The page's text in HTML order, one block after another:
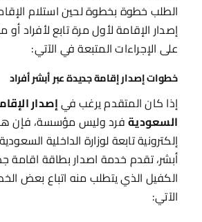
الطلب خطوة بخطوة لحين استلام
إصدار الإقامة لأول مرة تابع لأفراد
على الإجراءات المتبعة في الآتي:
خطوات إصدار إقامة جديدة عبر أبشر أفراد
إذا كان المتقدم يرغب فيإصدار
السعوديةفرد وليس مؤسسة، فإن
إلكترونية تابعة لوزارة الداخلية
أبشر، تقدم خدمة اصدار بطاقة اقامة
الكفيل الذي يتطلب منه اتباع بعض
الآتي: